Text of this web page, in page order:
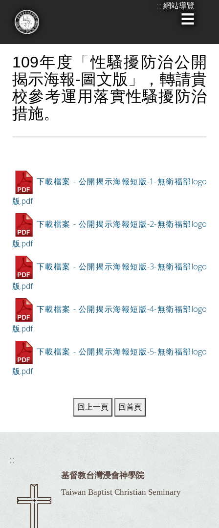
::: 網站導覽
109年度「性騷擾防治公開
揭示海報-圖文版」，轉請貴
校參考運用落實性騷擾防治
措施。
下載檔案 - 公開揭示海報短版-1-無衛福部logo
版.pdf
下載檔案 - 公開揭示海報短版-2-無衛福部logo
版.pdf
下載檔案 - 公開揭示海報短版-3-無衛福部logo
版.pdf
下載檔案 - 公開揭示海報短版-4-無衛福部logo
版.pdf
下載檔案 - 公開揭示海報短版-5-無衛福部logo
版.pdf
:::
基督教台灣浸會神學院
Taiwan Baptist Christian Seminary